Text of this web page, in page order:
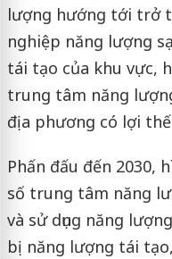
lượng hướng tới trở
nghiệp năng lượng
tái tạo của khu vực,
trung tâm năng
địa phương có lợi
Phấn đấu đến
số trung tâm năng
và sử dụng năng
bị năng lượng tái